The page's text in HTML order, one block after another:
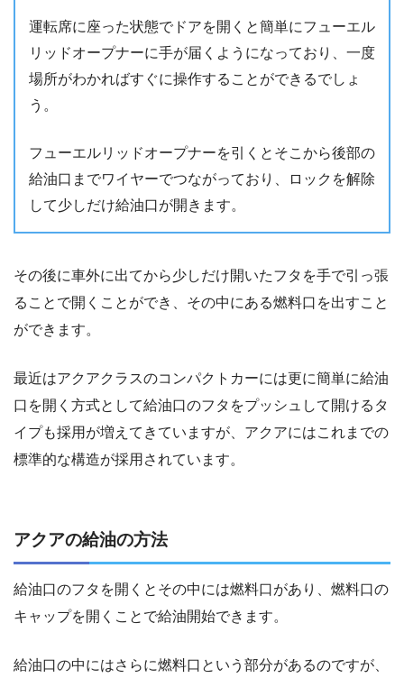
運転席に座った状態でドアを開くと簡単にフューエル
リッドオープナーに手が届くようになっており、一度
場所がわかればすぐに操作することができるでしょ
う。
フューエルリッドオープナーを引くとそこから後部の
給油口までワイヤーでつながっており、ロックを解除
して少しだけ給油口が開きます。
その後に車外に出てから少しだけ開いたフタを手で引っ張
ることで開くことができ、その中にある燃料口を出すこと
ができます。
最近はアクアクラスのコンパクトカーには更に簡単に給油
口を開く方式として給油口のフタをプッシュして開けるタ
イプも採用が増えてきていますが、アクアにはこれまでの
標準的な構造が採用されています。
アクアの給油の方法
給油口のフタを開くとその中には燃料口があり、燃料口の
キャップを開くことで給油開始できます。
給油口の中にはさらに燃料口という部分があるのですが、